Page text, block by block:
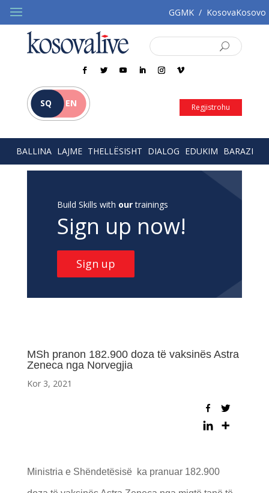
GGMK / KosovaKosovo
SQ EN Regjistrohu
BALLINA LAJME THELLËSISHT DIALOG EDUKIM BARAZI
Build Skills with ourtrainings
Sign up now!
Sign up
MSh pranon 182.900 doza të vaksinës Astra
Zeneca nga Norvegjia
Kor 3, 2021
Ministria e Shëndetësisë ka pranuar 182.900